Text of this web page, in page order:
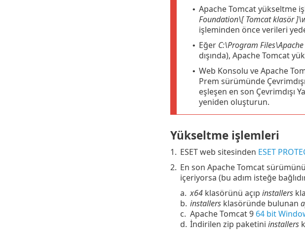
• Apache Tomcat yükseltme
Foundation\[ Tomcatklasör
işleminden önce verileri
• Eğer C:\Program
dışında), Apache Tomcat
• Web Konsolu ve Apache
Prem sürümünde
eşleşen en son Çevrimdışı
yeniden oluşturun.
Yükseltme işlemleri
1. ESET web sitesinden ESET
2. En son Apache Tomcat
içeriyorsa (bu adım isteğe
a. x64klasörünü açıp installers
b. installersklasöründe bulunan
c. Apache Tomcat 9 64 bit
d. İndirilen zip paketini installers